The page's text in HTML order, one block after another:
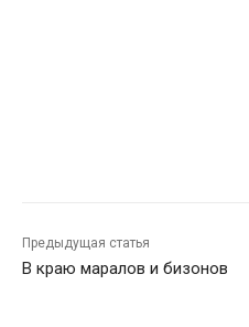
Предыдущая статья
В краю маралов и бизонов